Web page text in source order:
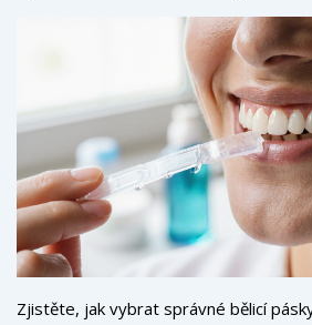
Zjistěte, jak vybrat správné bělicí